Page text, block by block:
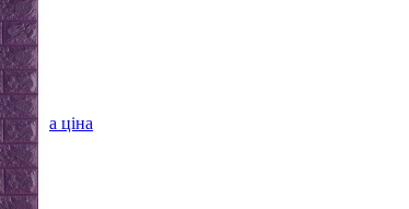
Оптова ціна